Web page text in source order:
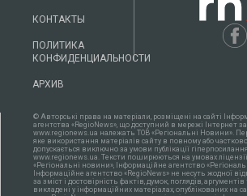
КОНТАКТЫ
ПОЛИТИКА
КОНФИДЕНЦИАЛЬНОСТИ
АРХИВ
© Авторські права на матеріали, розміщені на сайті
агентства «RegioNews», що доступний в мережі Інтернет
www.regionews.ua належать ТОВ «Регіональні Новини».
яке використання матеріалів сайту в повному або
допускається виключно за умови публікації
www.regionews.ua. Тексти поширюються нa умовах ліцензії
«Регіональні новини», Інформаційне агентство
Інформаційне агентство «RegioNews» не несуть жодної
за зміст і достовірність фактів, думок, поглядів,
викладені у інформаційних матеріалах, опублікованих на